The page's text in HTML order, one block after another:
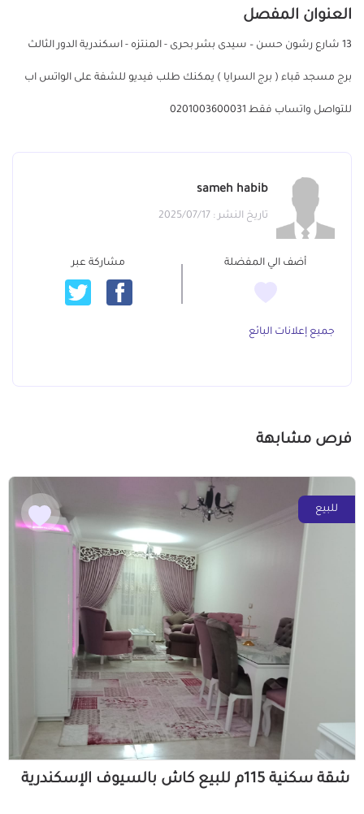
العنوان المفصل
13 شارع رشون حسن – سيدى بشر بحرى - المنتزه - اسكندرية الدور الثالث
برج مسجد قباء ( برج السرايا ) يمكنك طلب فيديو للشفة على الواتس اب
للتواصل واتساب فقط 0201003600031
sameh habib
تاريخ النشر : 2025/07/17
أضف الي المفضلة مشاركة عبر
جميع إعلانات البائع
فرص مشابهة
للبيع
شقة سكنية 115م للبيع كاش بالسيوف الإسكندرية